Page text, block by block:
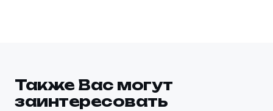
Также Вас могут
заинтересовать